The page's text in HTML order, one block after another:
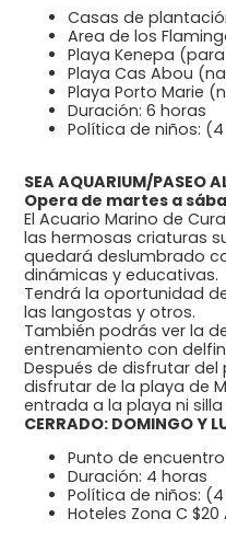
Casas de
Area de los
Playa Kenepa
Playa Cas Abou
Playa Porto Marie
Duración: 6 horas
Política de niños:
SEA AQUARIUM/PASEO
Opera de martes a
El Acuario Marino de
las hermosas criaturas
quedará deslumbrado
dinámicas y educativas.
Tendrá la oportunidad
las langostas y otros.
También podrás ver la
entrenamiento con
Después de disfrutar
disfrutar de la playa de
entrada a la playa ni
CERRADO: DOMINGO Y
Punto de
Duración: 4 horas
Política de niños:
Hoteles Zona C